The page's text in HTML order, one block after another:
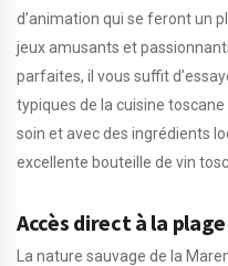
d’animation qui se feront un
jeux amusants et
parfaites, il vous suffit
typiques de la cuisine
soin et avec des ingrédients
excellente bouteille de vin
Accès direct à la
La nature sauvage de la